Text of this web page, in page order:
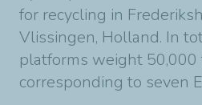
for recycling in
Vlissingen, Holland. In
platforms weight 50,000
corresponding to seven